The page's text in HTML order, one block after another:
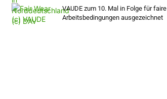
VAUDE zum 10. Mal in Folge für faire
Arbeitsbedingungen ausgezeichnet